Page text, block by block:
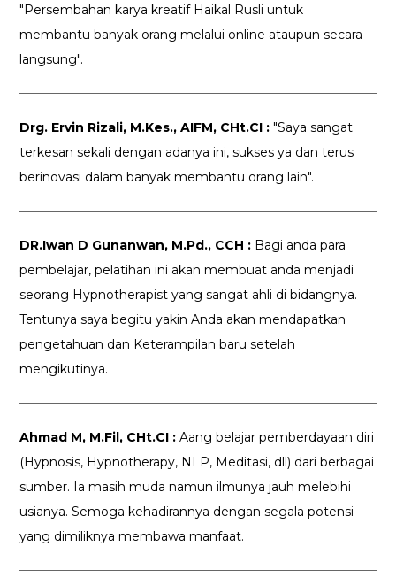
"Persembahan karya kreatif Haikal Rusli untuk
membantu banyak orang melalui online ataupun secara
langsung".
Drg. Ervin Rizali, M.Kes., AIFM, CHt.CI : "Saya sangat
terkesan sekali dengan adanya ini, sukses ya dan terus
berinovasi dalam banyak membantu orang lain".
DR.Iwan D Gunanwan, M.Pd., CCH : Bagi anda para
pembelajar, pelatihan ini akan membuat anda menjadi
seorang Hypnotherapist yang sangat ahli di bidangnya.
Tentunya saya begitu yakin Anda akan mendapatkan
pengetahuan dan Keterampilan baru setelah
mengikutinya.
Ahmad M, M.Fil, CHt.CI : Aang belajar pemberdayaan diri
(Hypnosis, Hypnotherapy, NLP, Meditasi, dll) dari berbagai
sumber. Ia masih muda namun ilmunya jauh melebihi
usianya. Semoga kehadirannya dengan segala potensi
yang dimiliknya membawa manfaat.